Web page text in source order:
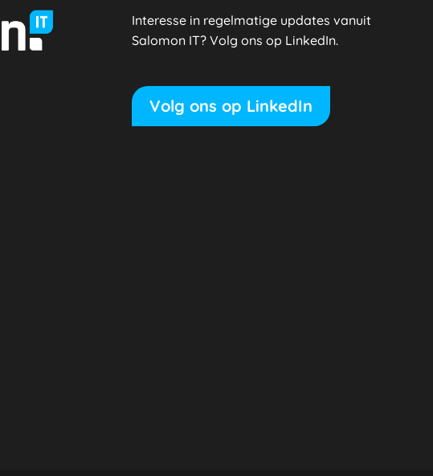
Interesse in regelmatige updates vanuit
Salomon IT? Volg ons op LinkedIn.
Volg ons op LinkedIn